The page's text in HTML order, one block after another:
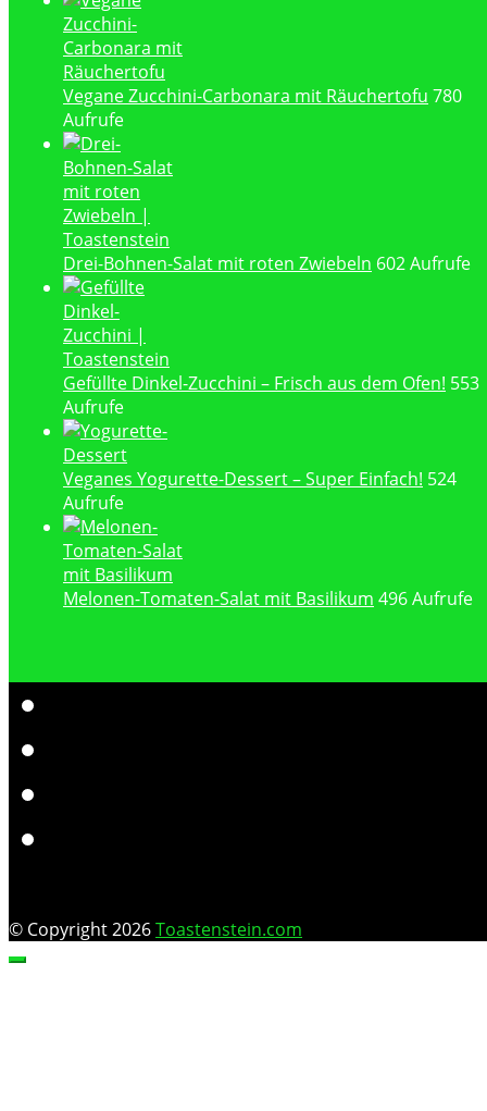
Vegane Zucchini-Carbonara mit Räuchertofu 780
Aufrufe
Drei-Bohnen-Salat mit roten Zwiebeln 602 Aufrufe
Gefüllte Dinkel-Zucchini – Frisch aus dem Ofen! 553
Aufrufe
Veganes Yogurette-Dessert – Super Einfach! 524
Aufrufe
Melonen-Tomaten-Salat mit Basilikum 496 Aufrufe
© Copyright 2026Toastenstein.com